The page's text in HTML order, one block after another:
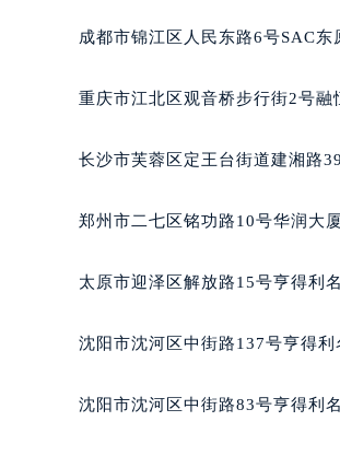
成都市锦江区人民东路6号SAC东
重庆市江北区观音桥步行街2号融
长沙市芙蓉区定王台街道建湘路
郑州市二七区铭功路10号华润大
太原市迎泽区解放路15号亨得利
沈阳市沈河区中街路137号亨得
沈阳市沈河区中街路83号亨得利